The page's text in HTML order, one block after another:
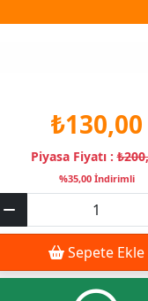
₺130,00
Piyasa Fiyatı :
%35,00 İndirimli
Sepete Ekle